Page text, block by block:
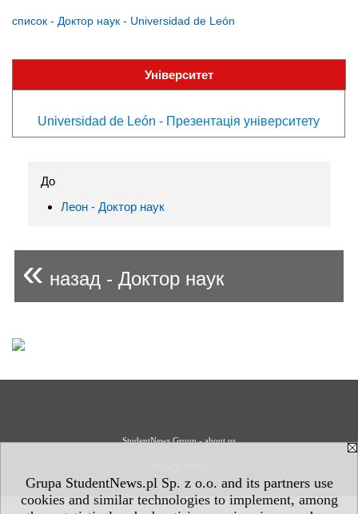
Grupa StudentNews.pl Sp. z o.o. and its partners use
cookies and similar technologies to implement, among
список - Доктор наук - Universidad de León
Університет
Universidad de León - Презентація університету
До
Леон - Доктор наук
« назад - Доктор наук
StudentNews Group - about us